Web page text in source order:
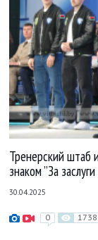
Тренерский штаб
знаком ”За
30.04.2025
0 1738